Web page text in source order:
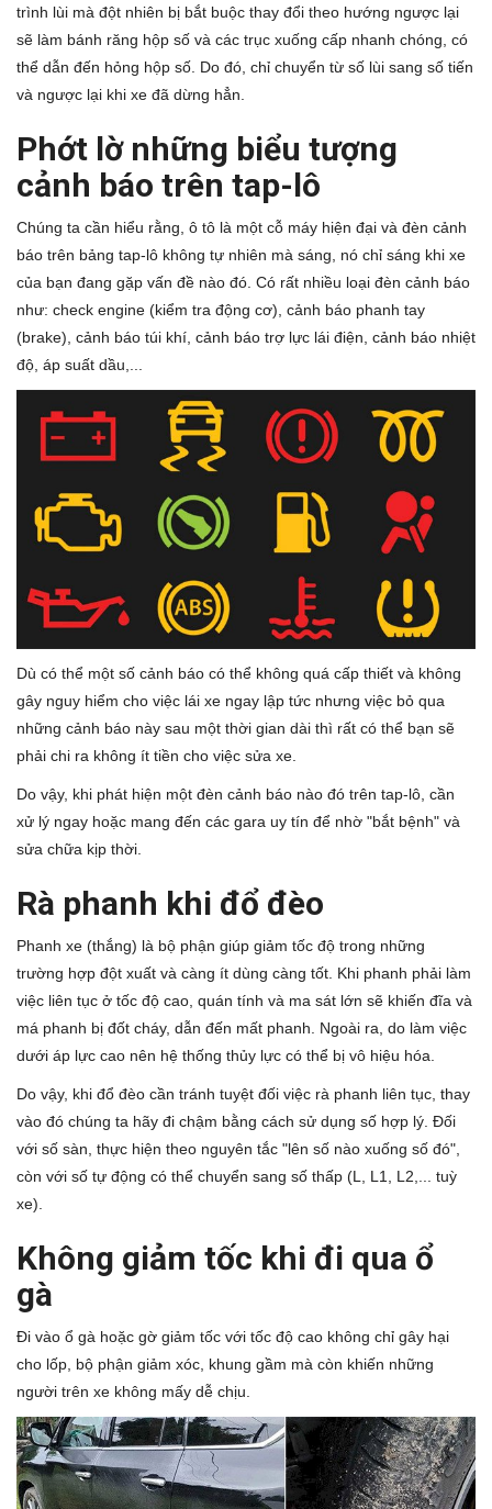
trình lùi mà đột nhiên bị bắt buộc thay đổi theo hướng ngược lại
sẽ làm bánh răng hộp số và các trục xuống cấp nhanh chóng, có
thể dẫn đến hỏng hộp số. Do đó, chỉ chuyển từ số lùi sang số tiến
và ngược lại khi xe đã dừng hẳn.
Phớt lờ những biểu tượng
cảnh báo trên tap-lô
Chúng ta cần hiểu rằng, ô tô là một cỗ máy hiện đại và đèn cảnh
báo trên bảng tap-lô không tự nhiên mà sáng, nó chỉ sáng khi xe
của bạn đang gặp vấn đề nào đó. Có rất nhiều loại đèn cảnh báo
như: check engine (kiểm tra động cơ), cảnh báo phanh tay
(brake), cảnh báo túi khí, cảnh báo trợ lực lái điện, cảnh báo nhiệt
độ, áp suất dầu,...
Dù có thể một số cảnh báo có thể không quá cấp thiết và không
gây nguy hiểm cho việc lái xe ngay lập tức nhưng việc bỏ qua
những cảnh báo này sau một thời gian dài thì rất có thể bạn sẽ
phải chi ra không ít tiền cho việc sửa xe.
Do vậy, khi phát hiện một đèn cảnh báo nào đó trên tap-lô, cần
xử lý ngay hoặc mang đến các gara uy tín để nhờ "bắt bệnh" và
sửa chữa kịp thời.
Rà phanh khi đổ đèo
Phanh xe (thắng) là bộ phận giúp giảm tốc độ trong những
trường hợp đột xuất và càng ít dùng càng tốt. Khi phanh phải làm
việc liên tục ở tốc độ cao, quán tính và ma sát lớn sẽ khiến đĩa và
má phanh bị đốt cháy, dẫn đến mất phanh. Ngoài ra, do làm việc
dưới áp lực cao nên hệ thống thủy lực có thể bị vô hiệu hóa.
Do vậy, khi đổ đèo cần tránh tuyệt đối việc rà phanh liên tục, thay
vào đó chúng ta hãy đi chậm bằng cách sử dụng số hợp lý. Đối
với số sàn, thực hiện theo nguyên tắc "lên số nào xuống số đó",
còn với số tự động có thể chuyển sang số thấp (L, L1, L2,... tuỳ
xe).
Không giảm tốc khi đi qua ổ
gà
Đi vào ổ gà hoặc gờ giảm tốc với tốc độ cao không chỉ gây hại
cho lốp, bộ phận giảm xóc, khung gầm mà còn khiến những
người trên xe không mấy dễ chịu.